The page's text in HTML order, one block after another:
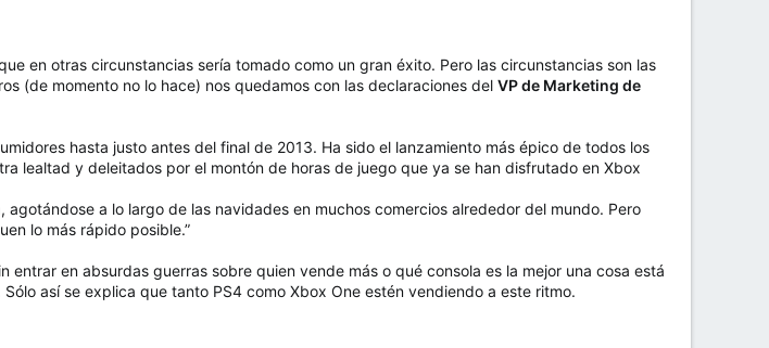
en otras circunstancias sería tomado como un gran éxito. Pero las circunstancias son las
(de momento no lo hace) nos quedamos con las declaraciones del VP de Marketing de
hasta justo antes del final de 2013. Ha sido el lanzamiento más épico de todos los
lealtad y deleitados por el montón de horas de juego que ya se han disfrutado en Xbox
a lo largo de las navidades en muchos comercios alrededor del mundo. Pero
lo más rápido posible.”​
entrar en absurdas guerras sobre quien vende más o qué consola es la mejor una cosa está
así se explica que tanto PS4 como Xbox One estén vendiendo a este ritmo.